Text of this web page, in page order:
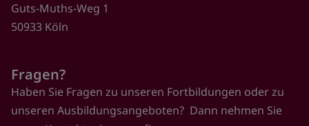
Guts-Muths-Weg 1
50933 Köln
Fragen?
Haben Sie Fragen zu unseren Fortbildungen oder zu
unseren Ausbildungsangeboten? Dann nehmen Sie